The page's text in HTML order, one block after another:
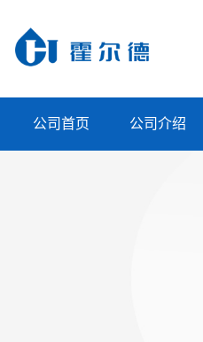
公司首页 公司介绍